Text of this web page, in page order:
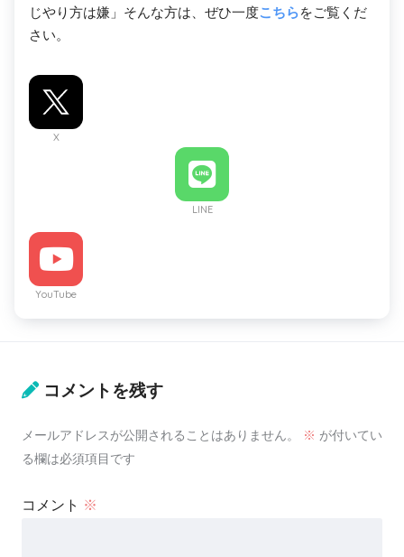
じやり方は嫌」そんな方は、ぜひ一度こちらをご覧くだ
さい。
X
LINE
YouTube
コメントを残す
メールアドレスが公開されることはありません。 ※ が付いてい
る欄は必須項目です
コメント ※